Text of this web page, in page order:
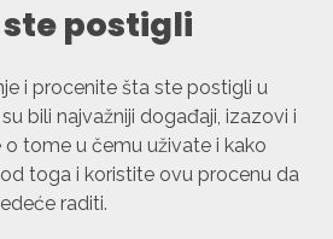
ste postigli
i procenite šta ste postigli u
bili najvažniji događaji, izazovi i
tome u čemu uživate i kako
toga i koristite ovu procenu da
raditi.